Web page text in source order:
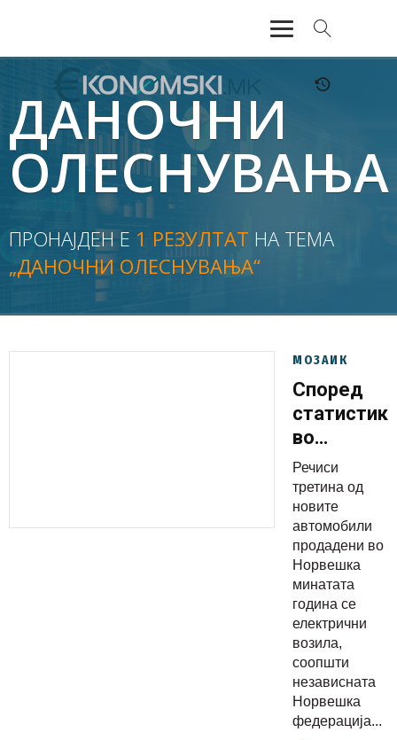
АКТУЕЛНО
ЕКОНОМИЈА
ФИНАНСИИ
БАНКАРСТВО
ЖИВОТ
МОЗАИК
ДАНОЧНИ
ОЛЕСНУВАЊА
ПРОНАЈДЕН Е 1 РЕЗУЛТАТ НА ТЕМА
„ДАНОЧНИ ОЛЕСНУВАЊА“
МОЗАИК
Според
во
Норвешка
најмногу
се
продадени
возила
Речиси
третина од
новите
автомобили
продадени во
Норвешка
минатата
година се
електрични
возила,
соопшти
независната
Норвешка
федерација...